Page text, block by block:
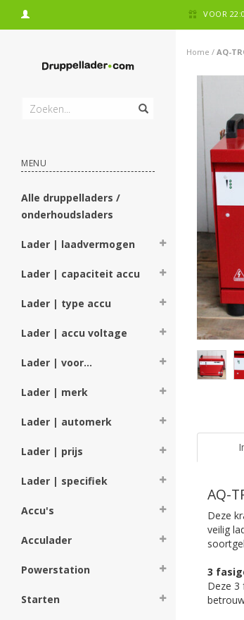
VOOR
MENU
Alle druppelladers /
onderhoudsladers
Lader | laadvermogen
Lader | capaciteit accu
Lader | type accu
Lader | accu voltage
Lader | voor...
Lader | merk
Lader | automerk
Lader | prijs
Lader | specifiek
Accu's
Acculader
Powerstation
Starten
Home / AQ-
AQ-
Deze
veilig
3
Deze 3